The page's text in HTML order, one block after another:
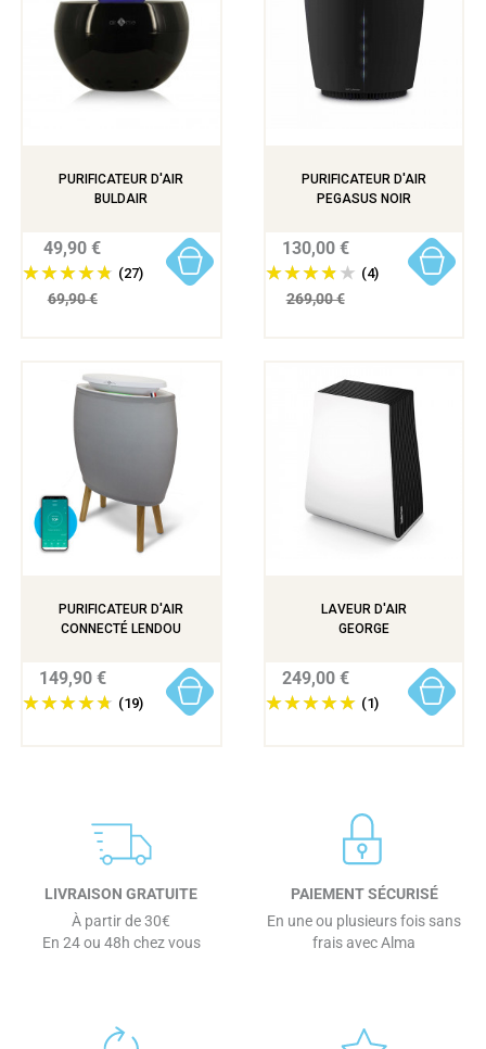
PURIFICATEUR D'AIR
BULDAIR
69,90 €
(27)
49,90 €
PURIFICATEUR D'AIR
PEGASUS NOIR
269,00 €
(4)
130,00 €
PURIFICATEUR D'AIR
CONNECTÉ LENDOU
(19)
149,90 €
LAVEUR D'AIR
GEORGE
(1)
249,00 €
LIVRAISON GRATUITE
À partir de 30€
En 24 ou 48h chez vous
PAIEMENT SÉCURISÉ
En une ou plusieurs fois sans
frais avec Alma